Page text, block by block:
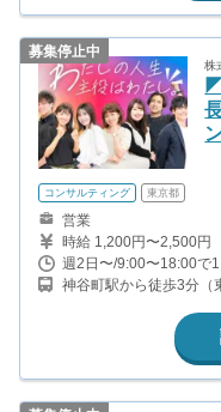
募集停止中
株
コンサルティング 東京都
営業
時給 1,200円〜2,500円
週2日〜/9:00〜18:00で
神谷町駅から徒歩3分（